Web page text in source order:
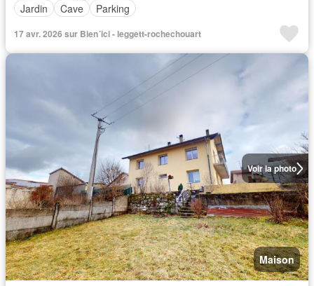
Jardin
Cave Parking
17 avr. 2026 sur Bien´ici - leggett-rochechouart
Voir la photo
Maison